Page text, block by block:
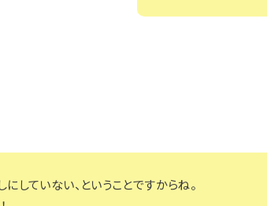
にしていない、ということですからね。